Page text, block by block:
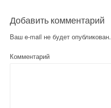
Добавить комментарий
Ваш e-mail не будет опубликован.
Комментарий